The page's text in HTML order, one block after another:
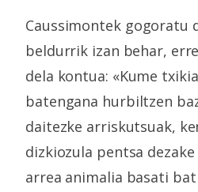
Caussimontek gogoratu
beldurrik izan behar,
dela kontua: «Kume
batengana hurbiltzen
daitezke arriskutsuak,
dizkiozula pentsa
arrea animalia basati